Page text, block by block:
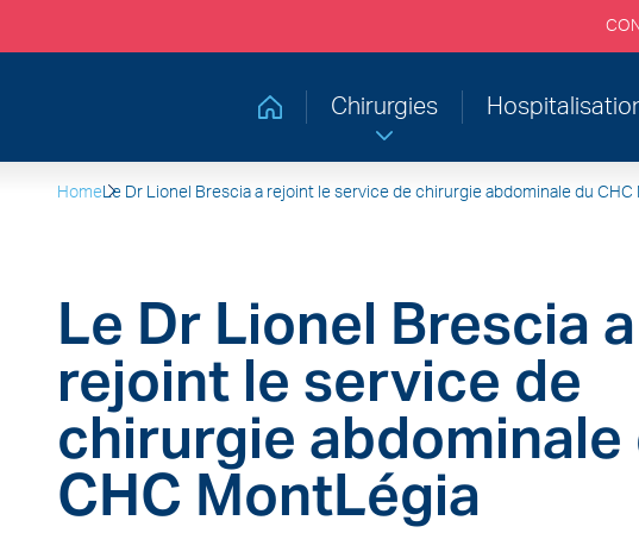
Retourner à la page d'accueil
Chirurgies
Home Le Dr Lionel Brescia a rejoint le service de chirurgie abdominale du CHC
Le Dr Lionel Brescia a
rejoint le service de
chirurgie abdominale
CHC MontLégia